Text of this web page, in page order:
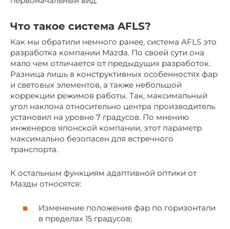
Что такое система AFLS?
Как мы обратили немного ранее, система AFLS это
разработка компании Mazda. По своей сути она
мало чем отличается от предыдущих разработок.
Разница лишь в конструктивных особенностях фар
и световых элементов, а также небольшой
коррекции режимов работы. Так, максимальный
угол наклона относительно центра производитель
установил на уровне 7 градусов. По мнению
инженеров японской компании, этот параметр
максимально безопасен для встречного
транспорта.
К остальным функциям адаптивной оптики от
Мазды относятся:
Изменение положения фар по горизонтали
в пределах 15 градусов;